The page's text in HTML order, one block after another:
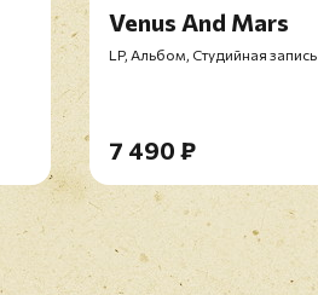
Venus And Mars
LP, Альбом, Студийная запись
7 490 ₽